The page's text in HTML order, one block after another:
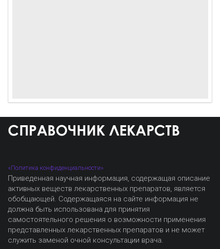
«Политика конфиденциальности»
Приведенная научная информация, содержащая описание
активных веществ лекарственных препаратов, является
обобщающей. Содержащаяся на сайте информация не
должна быть использована для принятия
самостоятельного решения о возможности применения
представленных лекарственных препаратов и не может
служить заменой очной консультации врача.